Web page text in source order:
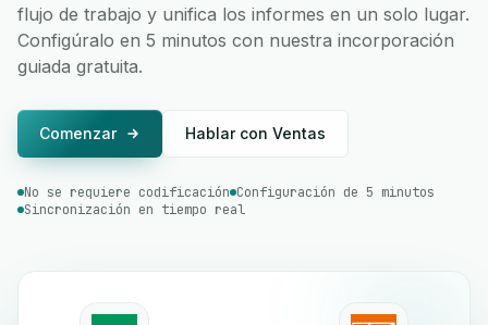
flujo de trabajo y unifica los informes en un solo lugar.
Configúralo en 5 minutos con nuestra incorporación
guiada gratuita.
Comenzar Hablar con Ventas
No se requiere codificación Configuración de 5 minutos
Sincronización en tiempo real